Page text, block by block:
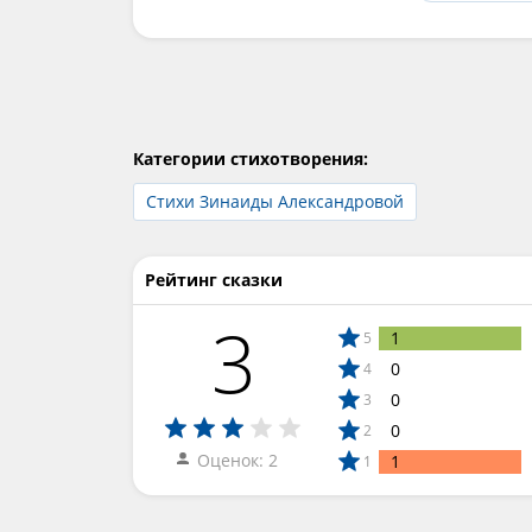
Категории стихотворения:
Стихи Зинаиды Александровой
Рейтинг сказки
3
Оценок: 2
5 1
4 0
3 0
2 0
1 1